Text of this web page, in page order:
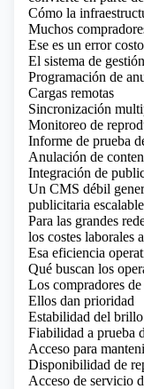
Cómo la
Muchos
Ese es un error
El sistema de
Programación de
Cargas remotas
Sincronización
Monitoreo de
Informe de prueba
Anulación de
Integración de
Un CMS débil
publicitaria
Para las grandes
los costes laborales
Esa eficiencia
Qué buscan los
Los compradores
Ellos dan prioridad
Estabilidad del
Fiabilidad a prueba
Acceso para
Disponibilidad de
Acceso de servicio